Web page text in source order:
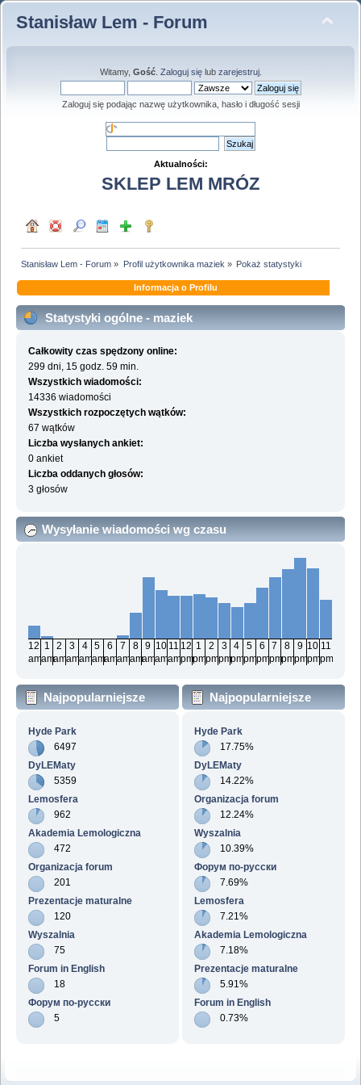
Stanisław Lem - Forum
Witamy, Gość. Zaloguj sięlub zarejestruj.
Zaloguj się podając nazwę użytkownika, hasło i długość sesji
Aktualności:
SKLEP LEM MRÓZ
Stanisław Lem - Forum » Profil użytkownika maziek » Pokaż statystyki
Informacja o Profilu
Statystyki ogólne - maziek
Całkowity czas spędzony online:
299 dni, 15 godz. 59 min.
Wszystkich wiadomości:
14336 wiadomości
Wszystkich rozpoczętych wątków:
67 wątków
Liczba wysłanych ankiet:
0 ankiet
Liczba oddanych głosów:
3 głosów
Wysyłanie wiadomości wg czasu
12
am
1
am
2
am
3
am
4
am
5
am
6
am
7
am
8
am
9
am
10
am
11
am
12
pm
1
pm
2
pm
3
pm
4
pm
5
pm
6
pm
7
pm
8
pm
9
pm
10
pm
11
pm
Najpopularniejsze
Hyde Park
6497
DyLEMaty
5359
Lemosfera
962
Akademia Lemologiczna
472
Organizacja forum
201
Prezentacje maturalne
120
Wyszalnia
75
Forum in English
18
Форум по-русски
5
Najpopularniejsze
Hyde Park
17.75%
DyLEMaty
14.22%
Organizacja forum
12.24%
Wyszalnia
10.39%
Форум по-русски
7.69%
Lemosfera
7.21%
Akademia Lemologiczna
7.18%
Prezentacje maturalne
5.91%
Forum in English
0.73%